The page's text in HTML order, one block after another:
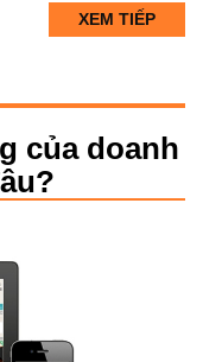
XEM TIẾP
của doanh